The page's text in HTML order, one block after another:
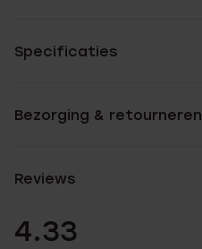
Specificaties
Bezorging & retourneren
Reviews
4.33